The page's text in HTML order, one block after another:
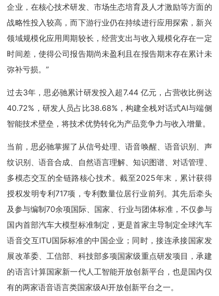
企业，在核心技术研发、市场生态培育及人才激励等方面的
战略性投入较高，而下游行业仍在持续进行应用探索，新兴
领域规模化应用周期较长，经营支出与收入规模化存在一定
时间差，使得公司报告期尚未盈利且在报告期末存在累计未
弥补亏损。”
过去3年，思必驰累计研发投入超7.44 亿元，占营收比例达
40.72%，研发人员占比38.68%，构建全栈对话式AI与端侧
智能技术壁垒，将技术优势转化为产品竞争力与收入增量。
当前，思必驰掌握了从信号处理、语音唤醒、语音识别、声
纹识别、语音合成、自然语言理解、知识图谱、对话管理、
多模态交互的全链路核心技术。截至2025年末，累计获得
授权发明专利717项，专利数量位居行业前列。其先后牵头
及参与编制70余项国际、国家、行业与团体标准，不仅参与
国内首部汽车大模型标准制定，更是首家主导制定全球汽车
语音交互ITU国际标准的中国企业；同时，接连承接国家发
展改革委、工信部、科技部多项国家级重点研发项目，承建
的语言计算国家新一代人工智能开放创新平台，也是国内仅
有的两家语音语言类国家级AI开放创新平台之一。